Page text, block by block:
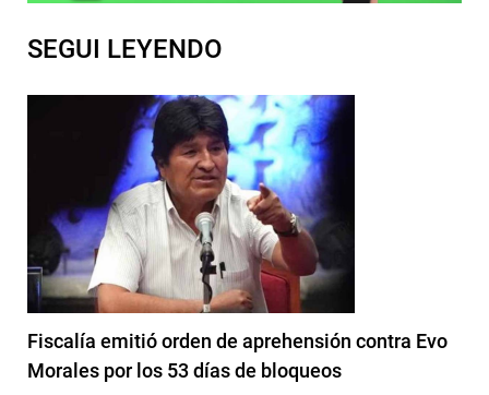
SEGUI LEYENDO
Fiscalía emitió orden de aprehensión contra Evo
Morales por los 53 días de bloqueos